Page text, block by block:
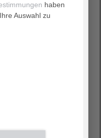
haben
Auswahl zu